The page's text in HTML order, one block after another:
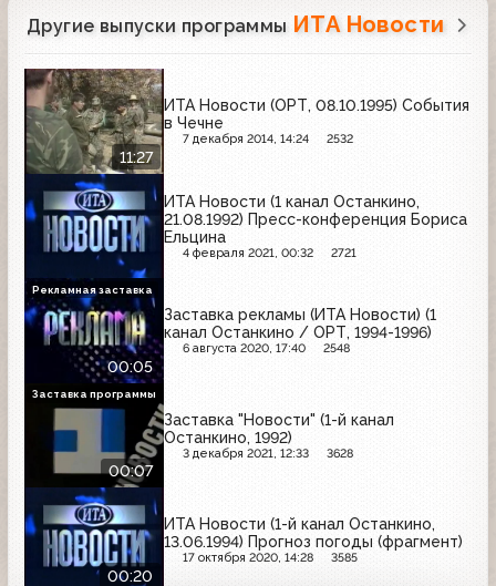
Другие выпуски программы ИТА Новости
11:27
ИТА Новости (ОРТ, 08.10.1995) События
в Чечне
7 декабря 2014, 14:24 2532
ИТА Новости (1 канал Останкино,
21.08.1992) Пресс-конференция Бориса
Ельцина
4 февраля 2021, 00:32 2721
00:05
Заставка рекламы (ИТА Новости) (1
канал Останкино / ОРТ, 1994-1996)
6 августа 2020, 17:40 2548
Рекламная заставка
00:07
Заставка "Новости" (1-й канал
Останкино, 1992)
3 декабря 2021, 12:33 3628
Заставка программы
00:20
ИТА Новости (1-й канал Останкино,
13.06.1994) Прогноз погоды (фрагмент)
17 октября 2020, 14:28 3585